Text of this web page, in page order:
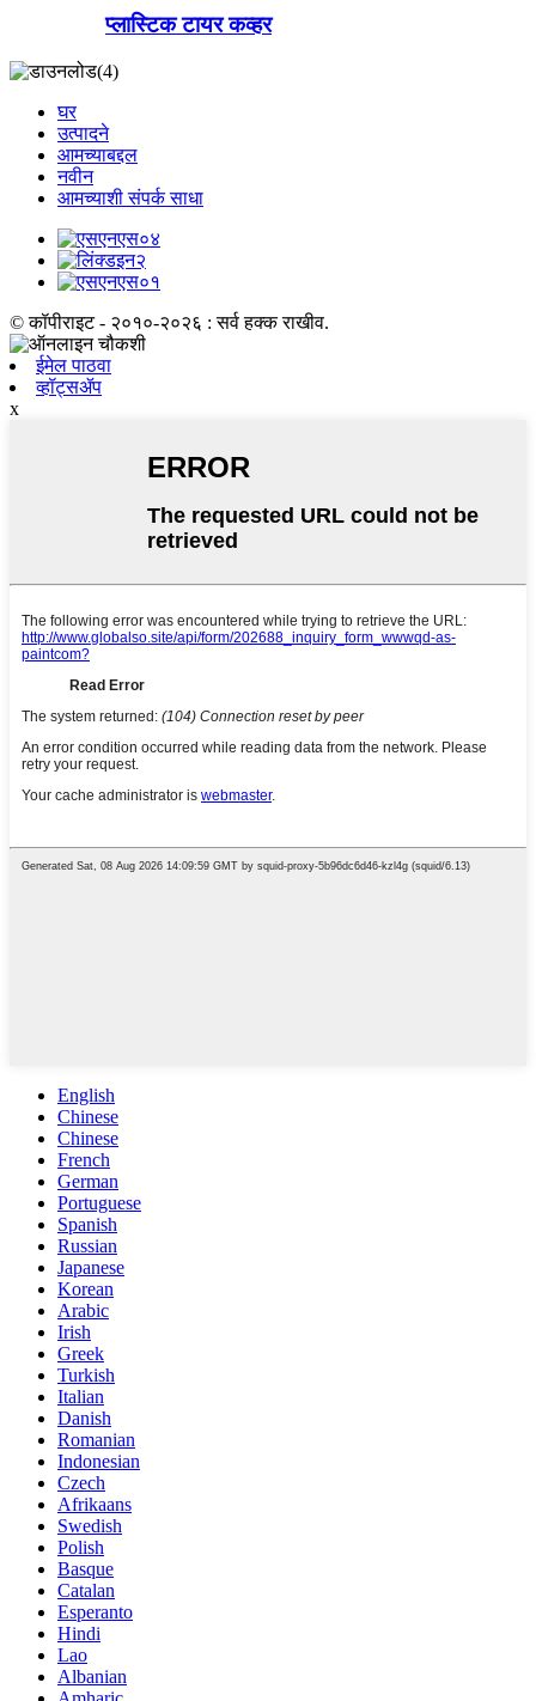
प्लास्टिक टायर कव्हर
घर
उत्पादने
आमच्याबद्दल
नवीन
आमच्याशी संपर्क साधा
© कॉपीराइट - २०१०-२०२६ : सर्व हक्क राखीव.
ईमेल पाठवा
व्हॉट्सॲप
x
English
Chinese
Chinese
French
German
Portuguese
Spanish
Russian
Japanese
Korean
Arabic
Irish
Greek
Turkish
Italian
Danish
Romanian
Indonesian
Czech
Afrikaans
Swedish
Polish
Basque
Catalan
Esperanto
Hindi
Lao
Albanian